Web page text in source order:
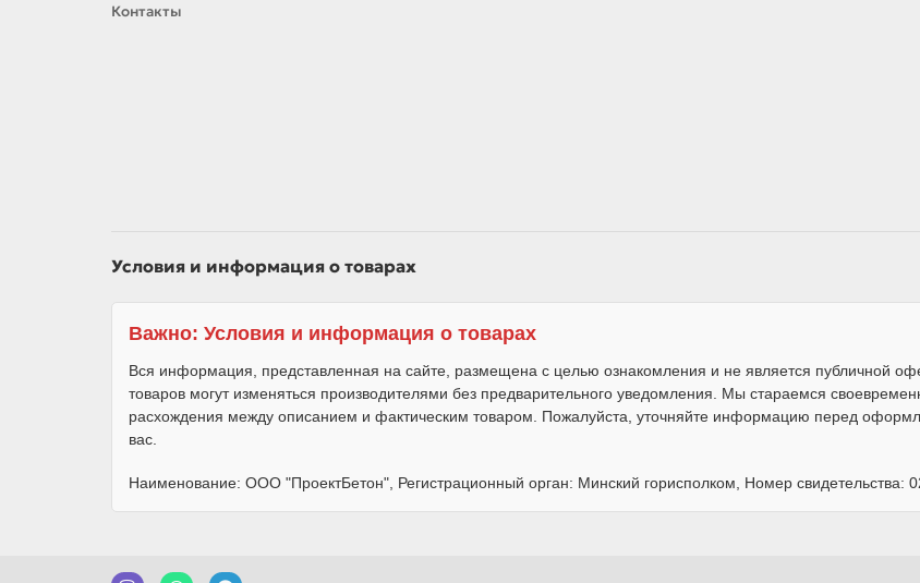
Контакты
Условия и информация о товарах
Важно: Условия и информация о товарах
Вся информация, представленная на сайте, размещена с целью ознакомления и не является публичной
товаров могут изменяться производителями без предварительного уведомления. Мы стараемся
расхождения между описанием и фактическим товаром. Пожалуйста, уточняйте информацию перед
вас.
Наименование: ООО "ПроектБетон", Регистрационный орган: Минский горисполком, Номер свидетельства: